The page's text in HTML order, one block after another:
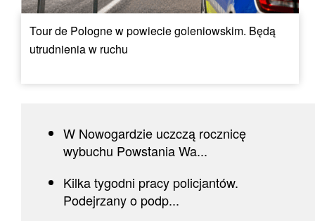
Tour de Pologne w powiecie goleniowskim. Będą
utrudnienia w ruchu
W Nowogardzie uczczą rocznicę
wybuchu Powstania Wa...
Kilka tygodni pracy policjantów.
Podejrzany o podp...